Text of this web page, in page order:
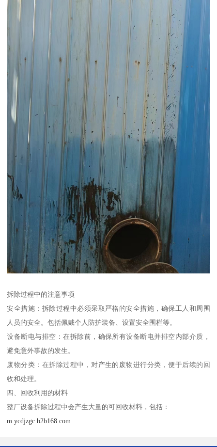
拆除过程中的注意事项
安全措施：拆除过程中必须采取严格的安全措施，确保工人和周围
人员的安全。包括佩戴个人防护装备、设置安全围栏等。
设备断电与排空：在拆除前，确保所有设备断电并排空内部介质，
避免意外事故的发生。
废物分类：在拆除过程中，对产生的废物进行分类，便于后续的回
收和处理。
四、回收利用的材料
整厂设备拆除过程中会产生大量的可回收材料，包括：
m.ycdjzgc.b2b168.com